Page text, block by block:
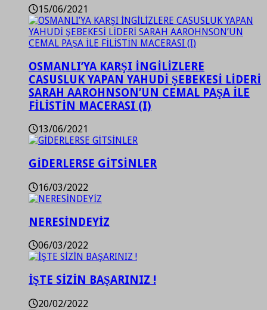
15/06/2021
OSMANLI’YA KARŞI İNGİLİZLERE
CASUSLUK YAPAN YAHUDİ ŞEBEKESİ LİDERİ
SARAH AAROHNSON’UN CEMAL PAŞA İLE
FİLİSTİN MACERASI (I)
13/06/2021
GİDERLERSE GİTSİNLER
16/03/2022
NERESİNDEYİZ
06/03/2022
İŞTE SİZİN BAŞARINIZ !
20/02/2022